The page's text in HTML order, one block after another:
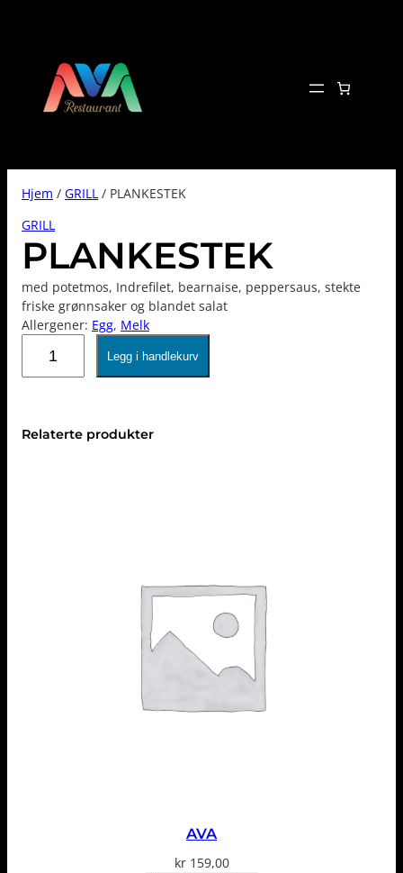
Hjem / GRILL / PLANKESTEK
GRILL
PLANKESTEK
med potetmos, Indrefilet, bearnaise, peppersaus, stekte
friske grønnsaker og blandet salat
Allergener: Egg, Melk
antall
Legg i handlekurv
Relaterte produkter
AVA
kr159,00